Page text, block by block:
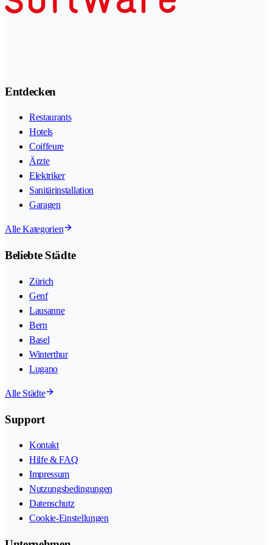
Entdecken
Restaurants
Hotels
Coiffeure
Ärzte
Elektriker
Sanitärinstallation
Garagen
Alle Kategorien
Beliebte Städte
Zürich
Genf
Lausanne
Bern
Basel
Winterthur
Lugano
Alle Städte
Support
Kontakt
Hilfe & FAQ
Impressum
Nutzungsbedingungen
Datenschutz
Cookie-Einstellungen